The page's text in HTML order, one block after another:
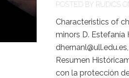
POSTED BY RUDICS
Characteristics of
minors D. Estefanía
Resumen
con la protección